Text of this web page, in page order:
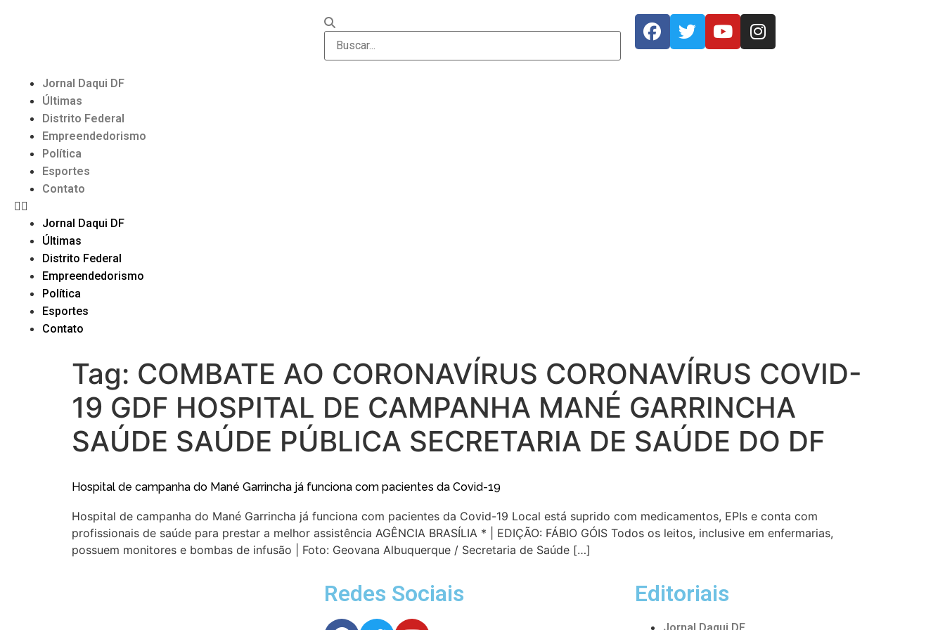
Jornal Daqui DF
Últimas
Distrito Federal
Empreendedorismo
Política
Esportes
Contato
Jornal Daqui DF
Últimas
Distrito Federal
Empreendedorismo
Política
Esportes
Contato
Tag: COMBATE AO CORONAVÍRUS CORONAVÍRUS COVID-
19 GDF HOSPITAL DE CAMPANHA MANÉ GARRINCHA
SAÚDE SAÚDE PÚBLICA SECRETARIA DE SAÚDE DO DF
Hospital de campanha do Mané Garrincha já funciona com pacientes da Covid-19
Hospital de campanha do Mané Garrincha já funciona com pacientes da Covid-19 Local está suprido com medicamentos, EPIs e conta com
profissionais de saúde para prestar a melhor assistência AGÊNCIA BRASÍLIA * | EDIÇÃO: FÁBIO GÓIS Todos os leitos, inclusive em enfermarias,
possuem monitores e bombas de infusão | Foto: Geovana Albuquerque / Secretaria de Saúde […]
Redes Sociais Editoriais